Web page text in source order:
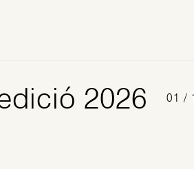
2026 01 /